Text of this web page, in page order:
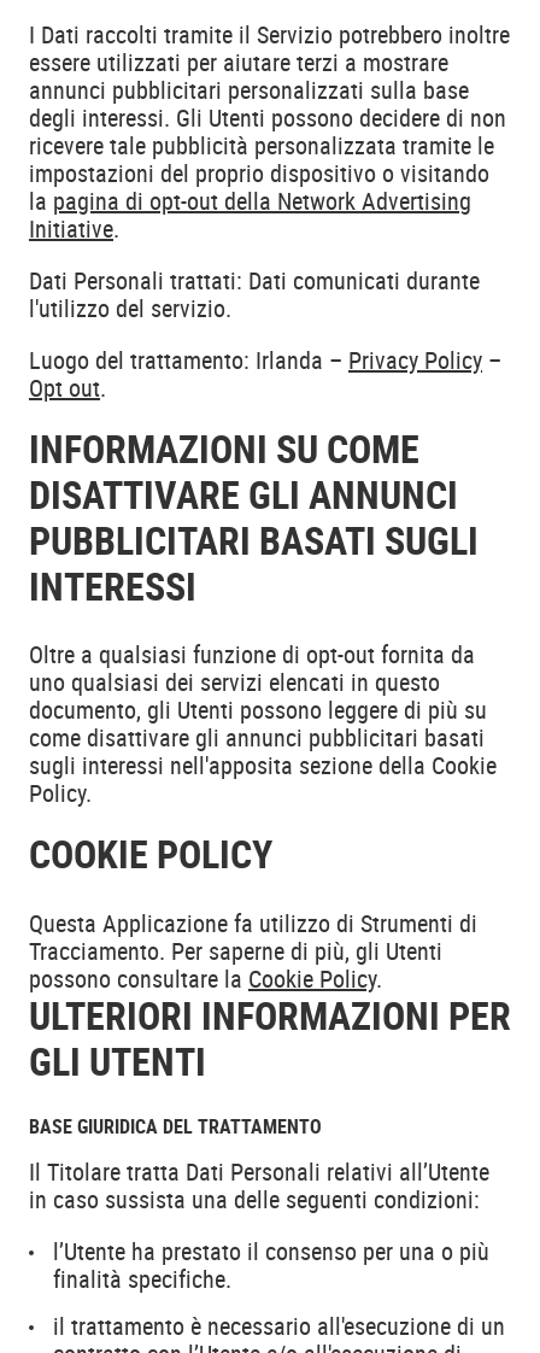
I Dati raccolti tramite il Servizio potrebbero inoltre
essere utilizzati per aiutare terzi a mostrare
annunci pubblicitari personalizzati sulla base
degli interessi. Gli Utenti possono decidere di non
ricevere tale pubblicità personalizzata tramite le
impostazioni del proprio dispositivo o visitando
la pagina di opt-out della Network Advertising
Initiative.
Dati Personali trattati: Dati comunicati durante
l'utilizzo del servizio.
Luogo del trattamento: Irlanda – Privacy Policy –
Opt out.
INFORMAZIONI SU COME
DISATTIVARE GLI ANNUNCI
PUBBLICITARI BASATI SUGLI
INTERESSI
Oltre a qualsiasi funzione di opt-out fornita da
uno qualsiasi dei servizi elencati in questo
documento, gli Utenti possono leggere di più su
come disattivare gli annunci pubblicitari basati
sugli interessi nell'apposita sezione della Cookie
Policy.
COOKIE POLICY
Questa Applicazione fa utilizzo di Strumenti di
Tracciamento. Per saperne di più, gli Utenti
possono consultare la Cookie Policy.
ULTERIORI INFORMAZIONI PER
GLI UTENTI
BASE GIURIDICA DEL TRATTAMENTO
Il Titolare tratta Dati Personali relativi all’Utente
in caso sussista una delle seguenti condizioni:
l’Utente ha prestato il consenso per una o più
finalità specifiche.
il trattamento è necessario all'esecuzione di un